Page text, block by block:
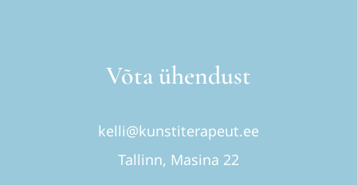
Võta ühendust
kelli@kunstiterapeut.ee
Tallinn, Masina 22